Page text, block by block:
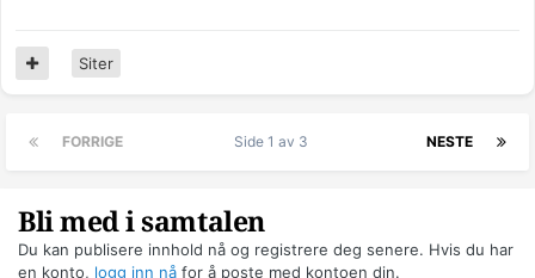
Siter
FORRIGE NESTE
Side 1 av 3
Bli med i samtalen
Du kan publisere innhold nå og registrere deg senere. Hvis du har
en konto, logg inn nå for å poste med kontoen din.